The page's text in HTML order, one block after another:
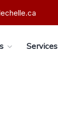
Services